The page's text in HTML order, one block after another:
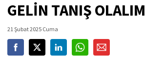
GELİN TANIŞ OLALIM
21 Şubat 2025 Cuma